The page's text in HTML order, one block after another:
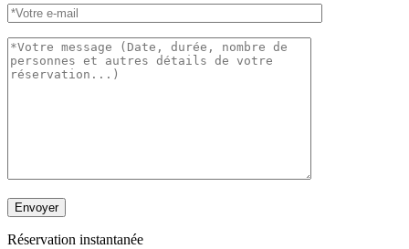
Réservation instantanée